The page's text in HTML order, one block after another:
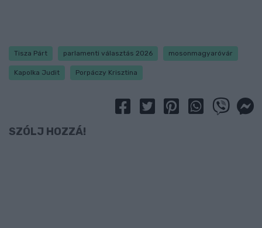
Tisza Párt parlamenti választás 2026 mosonmagyaróvár
Kapolka Judit Porpáczy Krisztina
SZÓLJ HOZZÁ!